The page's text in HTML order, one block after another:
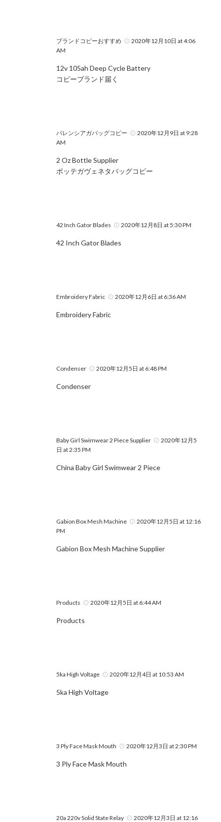
ブランドコピーおすすめ
2020年12月10日 at 4:06
AM
12v 105ah Deep Cycle Battery
コピーブランド届く
バレンシアガバッグコピー
2020年12月9日 at 9:28
AM
2 Oz Bottle Supplier
ボッテガヴェネタバッグコピー
42 Inch Gator Blades 2020年12月8日 at 5:30 PM
42 Inch Gator Blades
Embroidery Fabric 2020年12月6日 at 6:36 AM
Embroidery Fabric
Condenser 2020年12月5日 at 6:48 PM
Condenser
Baby Girl Swimwear 2 Piece Supplier
2020年12月5
日 at 2:35 PM
China Baby Girl Swimwear 2 Piece
Gabion Box Mesh Machine
2020年12月5日 at 12:16
PM
Gabion Box Mesh Machine Supplier
Products 2020年12月5日 at 6:44 AM
Products
5ka High Voltage 2020年12月4日 at 10:53 AM
5ka High Voltage
3 Ply Face Mask Mouth 2020年12月3日 at 2:30 PM
3 Ply Face Mask Mouth
20a 220v Solid State Relay
2020年12月3日 at 12:16